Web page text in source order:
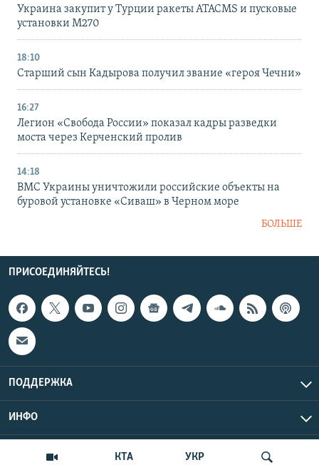
КТА УКР
Украина закупит у Турции ракеты ATACMS и пусковые
установки M270
18:10
Старший сын Кадырова получил звание «героя Чечни»
16:27
Легион «Свобода России» показал кадры разведки
моста через Керченский пролив
14:18
ВМС Украины уничтожили российские объекты на
буровой установке «Сиваш» в Черном море
БОЛЬШЕ
ПРИСОЕДИНЯЙТЕСЬ!
ПОДДЕРЖКА
ИНФО
Copyright Крым.Реалии, 2026 | Все права защищены.
UTC+3